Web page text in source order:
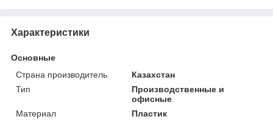
Характеристики
Основные
Страна производитель
Казахстан
Тип
Производственные и
офисные
Материал
Пластик